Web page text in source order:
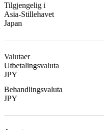
Tilgjengelig i
Asia-Stillehavet
Japan
Valutaer
Utbetalingsvaluta
JPY
Behandlingsvaluta
JPY